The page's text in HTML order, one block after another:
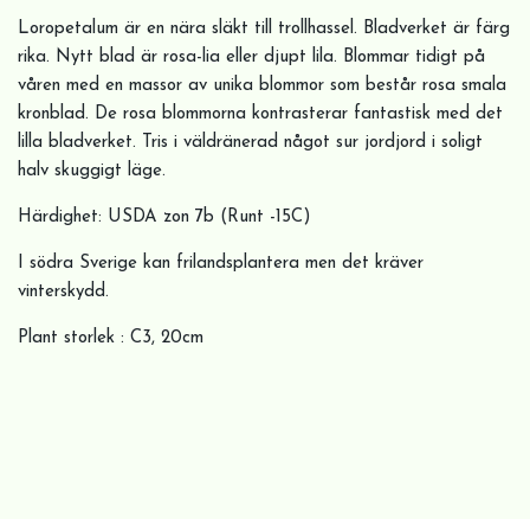
Loropetalum är en nära släkt till trollhassel. Bladverket är färg
rika. Nytt blad är rosa-lia eller djupt lila. Blommar tidigt på
våren med en massor av unika blommor som består rosa smala
kronblad. De rosa blommorna kontrasterar fantastisk med det
lilla bladverket. Tris i väldränerad något sur jordjord i soligt
halv skuggigt läge.
Härdighet: USDA zon 7b (Runt -15C)
I södra Sverige kan frilandsplantera men det kräver
vinterskydd.
Plant storlek : C3, 20cm